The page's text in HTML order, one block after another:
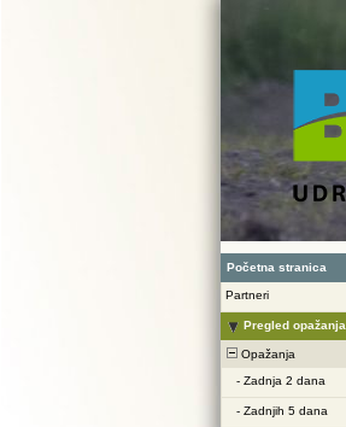
Početna stranica
Partneri
Pregled opažanja
Opažanja
- Zadnja 2 dana
- Zadnjih 5 dana